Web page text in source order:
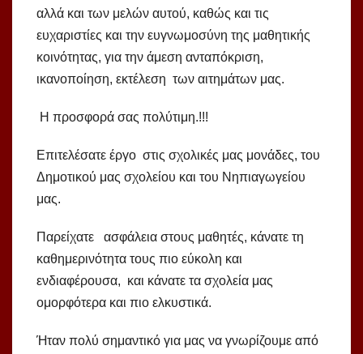
αλλά και των μελών αυτού, καθώς και τις
ευχαριστίες και την ευγνωμοσύνη της μαθητικής
κοινότητας, για την άμεση ανταπόκριση,
ικανοποίηση, εκτέλεση των αιτημάτων μας.
Η προσφορά σας πολύτιμη.!!!
Επιτελέσατε έργο στις σχολικές μας μονάδες, του
Δημοτικού μας σχολείου και του Νηπιαγωγείου
μας.
Παρείχατε ασφάλεια στους μαθητές, κάνατε τη
καθημερινότητα τους πιο εύκολη και
ενδιαφέρουσα, και κάνατε τα σχολεία μας
ομορφότερα και πιο ελκυστικά.
Ήταν πολύ σημαντικό για μας να γνωρίζουμε από